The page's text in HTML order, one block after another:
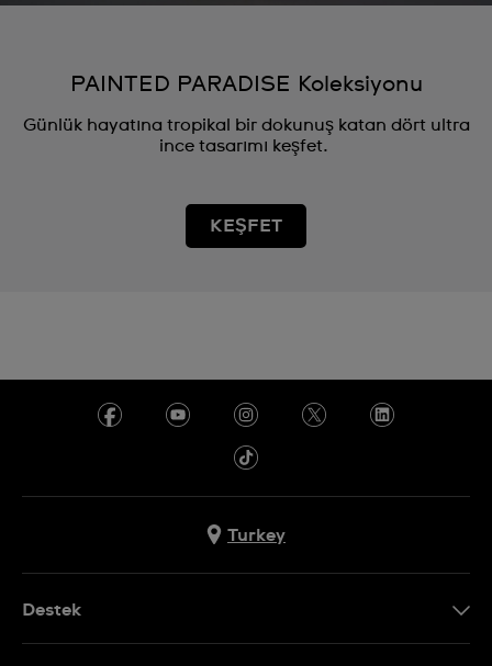
PAINTED PARADISE Koleksiyonu
Günlük hayatına tropikal bir dokunuş katan dört ultra
ince tasarımı keşfet.
KEŞFET
Turkey
Destek